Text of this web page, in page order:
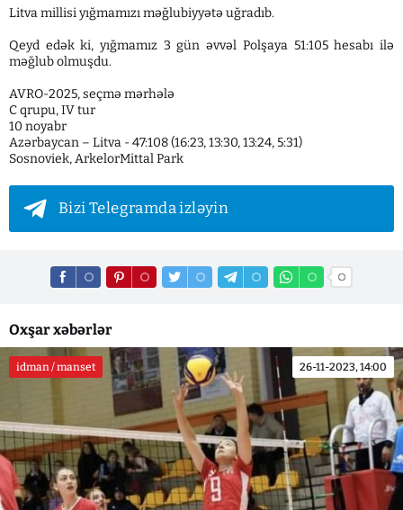
Litva millisi yığmamızı məğlubiyyətə uğradıb.
Qeyd edək ki, yığmamız 3 gün əvvəl Polşaya 51:105 hesabı ilə
məğlub olmuşdu.
AVRO-2025, seçmə mərhələ
C qrupu, IV tur
10 noyabr
Azərbaycan – Litva - 47:108 (16:23, 13:30, 13:24, 5:31)
Sosnoviek, ArkelorMittal Park
Bizi Telegramda izləyin
Oxşar xəbərlər
idman / manset 26-11-2023, 14:00